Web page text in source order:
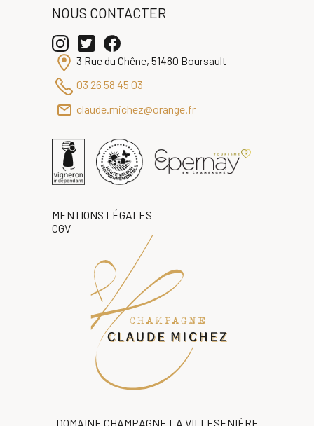
NOUS CONTACTER
DOMAINE CHAMPAGNE LA VILLESENIÈRE
3 Rue du Chêne, 51480 Boursault
03 26 58 45 03
claude.michez@orange.fr
MENTIONS LÉGALES
CGV